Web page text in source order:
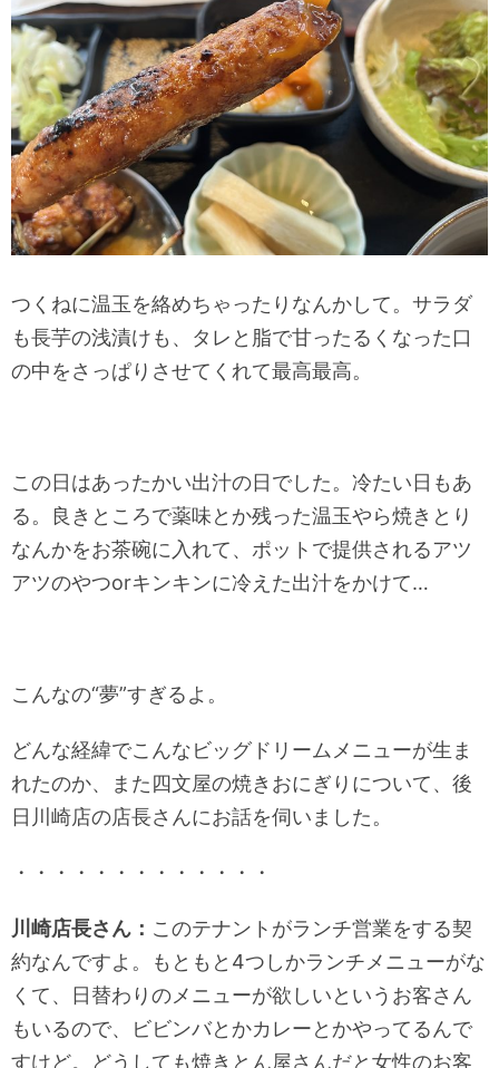
つくねに温玉を絡めちゃったりなんかして。サラダ
も長芋の浅漬けも、タレと脂で甘ったるくなった口
の中をさっぱりさせてくれて最高最高。
この日はあったかい出汁の日でした。冷たい日もあ
る。良きところで薬味とか残った温玉やら焼きとり
なんかをお茶碗に入れて、ポットで提供されるアツ
アツのやつorキンキンに冷えた出汁をかけて…
こんなの“夢”すぎるよ。
どんな経緯でこんなビッグドリームメニューが生ま
れたのか、また四文屋の焼きおにぎりについて、後
日川崎店の店長さんにお話を伺いました。
・・・・・・・・・・・・・
川崎店長さん： このテナントがランチ営業をする契
約なんですよ。もともと4つしかランチメニューがな
くて、日替わりのメニューが欲しいというお客さん
もいるので、ビビンバとかカレーとかやってるんで
すけど。どうしても焼きとん屋さんだと女性のお客